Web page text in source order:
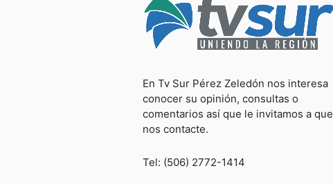
En Tv Sur Pérez Zeledón nos interesa
conocer su opinión, consultas o
comentarios así que le invitamos a que
nos contacte.
Tel: (506) 2772-1414